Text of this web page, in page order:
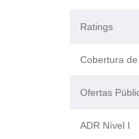
Ratings
Cobertura
Ofertas
ADR Nível I